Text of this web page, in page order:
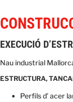
EXECUCIÓ
Nau industrial
ESTRUCTURA,
Perfils d’ acer